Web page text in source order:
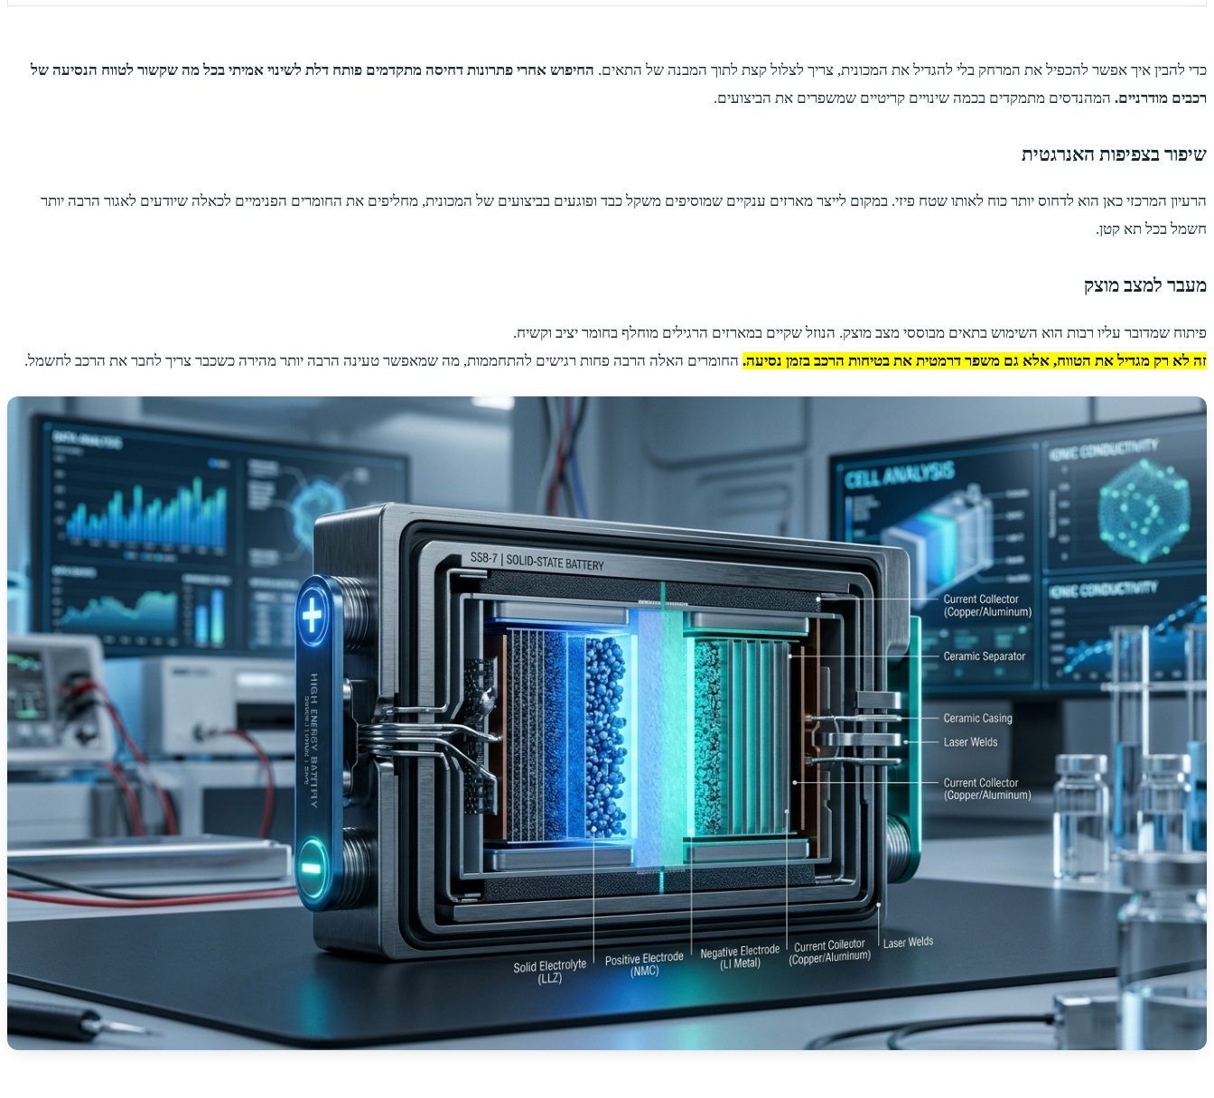
כדי להבין איך אפשר להכפיל את המרחק בלי להגדיל את המכונית, צריך לצלול קצת לתוך המבנה של התאים. החיפוש אחרי פתרונות דחיסה מתקדמים פותח דלת לשינוי אמיתי בכל מה שקשור לטווח הנסיעה של
רכבים מודרניים. המהנדסים מתמקדים בכמה שינויים קריטיים שמשפרים את הביצועים.
שיפור בצפיפות האנרגטית
הרעיון המרכזי כאן הוא לדחוס יותר כוח לאותו שטח פיזי. במקום לייצר מארזים ענקיים שמוסיפים משקל כבד ופוגעים בביצועים של המכונית, מחליפים את החומרים הפנימיים לכאלה שיודעים לאגור הרבה יותר
חשמל בכל תא קטן.
מעבר למצב מוצק
פיתוח שמדובר עליו רבות הוא השימוש בתאים מבוססי מצב מוצק. הנוזל שקיים במארזים הרגילים מוחלף בחומר יציב וקשיח.
זה לא רק מגדיל את הטווח, אלא גם משפר דרמטית את בטיחות הרכב בזמן נסיעה. החומרים האלה הרבה פחות רגישים להתחממות, מה שמאפשר טעינה הרבה יותר מהירה כשכבר צריך לחבר את הרכב לחשמל.